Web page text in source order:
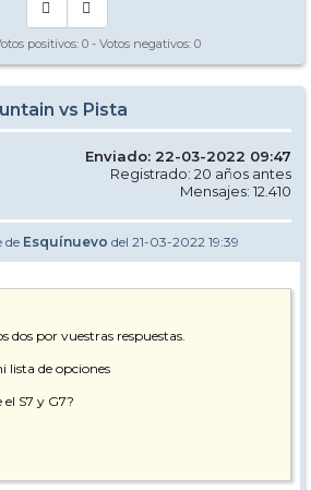
positivos: 0 - Votos negativos: 0
vs Pista
Enviado: 22-03-2022 09:47
Registrado: 20 años antes
Mensajes: 12.410
de Esquínuevo del 21-03-2022 19:39
dos por vuestras respuestas.
lista de opciones
S7 y G7?